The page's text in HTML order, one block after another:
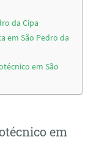
da Cipa
em São Pedro da
em São
em